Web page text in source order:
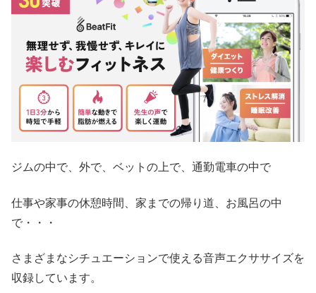
ジムの中で、外で、ベットの上で、通勤電車の中で
仕事や家事の休憩時間、家までの帰り道、お風呂の中
で・・・
さまざまなシチュエーションで使える音声エクササイズを
収録しています。